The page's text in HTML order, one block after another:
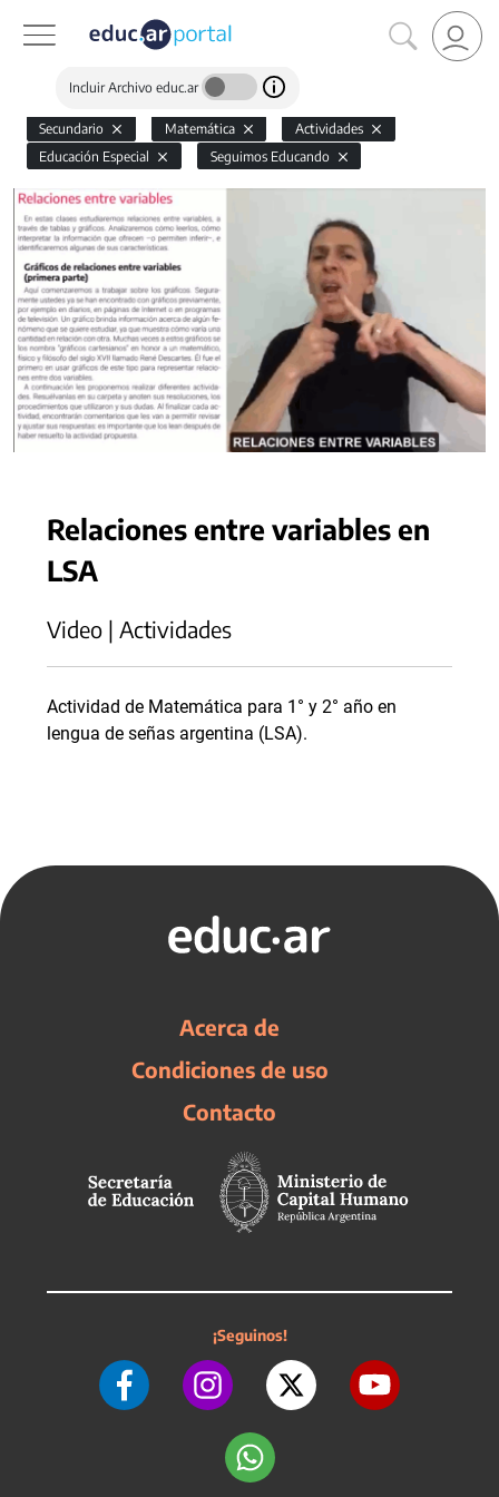
Incluir Archivo educ.ar
Secundario Matemática
Actividades
Educación Especial
Seguimos Educando
Relaciones entre variables en
LSA
Video | Actividades
Actividad de Matemática para 1° y 2° año en
lengua de señas argentina (LSA).
Acerca de
Condiciones de uso
Contacto
¡Seguinos!